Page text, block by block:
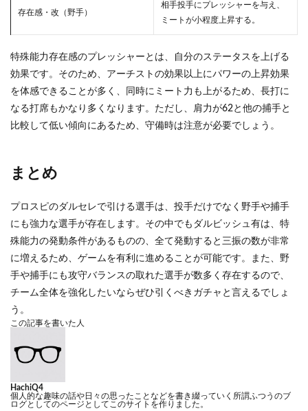
存在感・改（野手）
相手投手にプレッシャーを与え、
ミートが小程度上昇する。
特殊能力存在感のプレッシャーとは、自分のステータスを上げる
効果です。そのため、アーチストの効果以上にパワーの上昇効果
を体感できることが多く、同時にミート力も上がるため、長打に
なる打席もかなり多くなります。ただし、肩力が62と他の捕手と
比較して低い傾向にあるため、守備時は注意が必要でしょう。
まとめ
プロスピのダルセレで引ける選手は、投手だけでなく野手や捕手
にも強力な選手が存在します。その中でもダルビッシュ有は、特
殊能力の発動条件があるものの、全て発動すると三振の数が非常
に増えるため、ゲームを有利に進めることが可能です。また、野
手や捕手にも攻守バランスの取れた選手が数多く存在するので、
チーム全体を強化したいならぜひ引くべきガチャと言えるでしょ
う。
この記事を書いた人
HachiQ4
個人的な趣味の話や日々の思ったことなどを書き綴っていく所謂ふつうのブ
ログとしてのページとしてこのサイトを作りました。